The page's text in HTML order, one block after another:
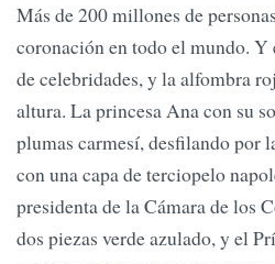
Más de 200 millones de
coronación en todo el mundo. Y
de celebridades, y la alfombra
altura. La princesa Ana con su
plumas carmesí, desfilando por
con una capa de terciopelo
presidenta de la Cámara de los
dos piezas verde azulado, y el